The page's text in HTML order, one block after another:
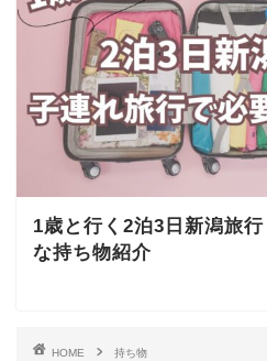
1歳と行く2泊3日新潟旅
な持ち物紹介
HOME 持ち物